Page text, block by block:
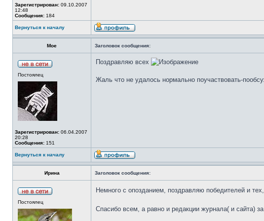
Зарегистрирован: 09.10.2007
12:48
Сообщения: 184
Вернуться к началу
Moe Заголовок сообщения:
Постоялец
Зарегистрирован: 06.04.2007
20:28
Сообщения: 151
Поздравляю всех
Жаль что не удалось нормально поучаствовать-
Вернуться к началу
Ирина Заголовок сообщения:
Постоялец
Немного с опозданием, поздравляю победителей и
Спасибо всем, а равно и редакции журнала( и сайта) за